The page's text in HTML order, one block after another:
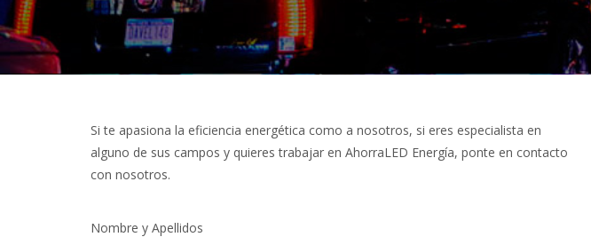
Si te apasiona la eficiencia energética como a nosotros, si eres especialista en
alguno de sus campos y quieres trabajar en AhorraLED Energía, ponte en contacto
con nosotros.
Nombre y Apellidos